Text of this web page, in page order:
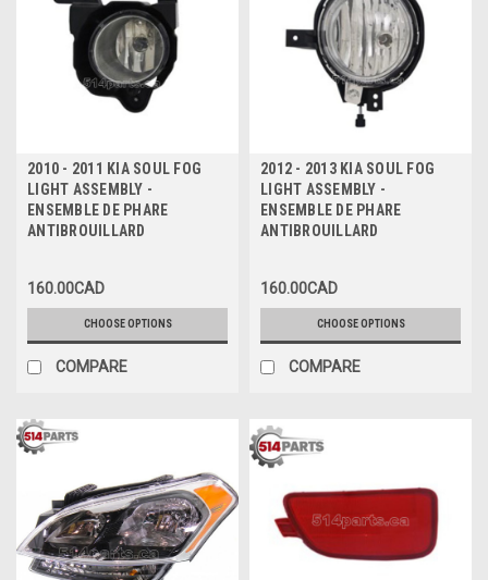
2010 - 2011 KIA SOUL FOG
LIGHT ASSEMBLY -
ENSEMBLE DE PHARE
ANTIBROUILLARD
160.00CAD
CHOOSE OPTIONS
COMPARE
2012 - 2013 KIA SOUL FOG
LIGHT ASSEMBLY -
ENSEMBLE DE PHARE
ANTIBROUILLARD
160.00CAD
CHOOSE OPTIONS
COMPARE